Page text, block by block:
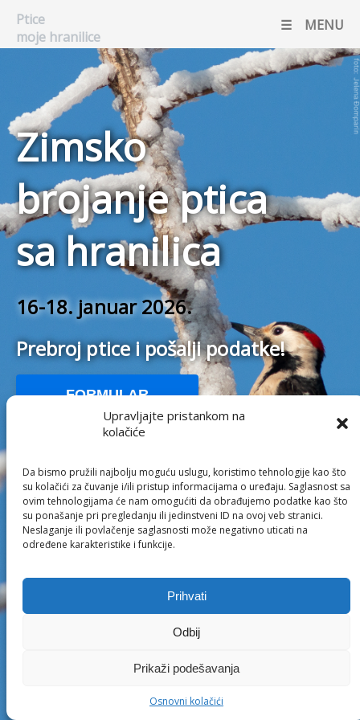
Upravljajte pristankom na
kolačiće
Da bismo pružili najbolju moguću uslugu, koristimo tehnologije kao što
su kolačići za čuvanje i/ili pristup informacijama o uređaju. Saglasnost sa
ovim tehnologijama će nam omogućiti da obrađujemo podatke kao što
su ponašanje pri pregledanju ili jedinstveni ID na ovoj veb stranici.
Neslaganje ili povlačenje saglasnosti može negativno uticati na
određene karakteristike i funkcije.
Prihvati
Odbij
Prikaži podešavanja
Osnovni kolačići
Ptice
moje hranilice
MENU
Brojanje ptica sa
hranilica
Zimsko
brojanje ptica
sa hranilica
16-18. januar 2026.
Prebroj ptice i pošalji podatke!
FORMULAR